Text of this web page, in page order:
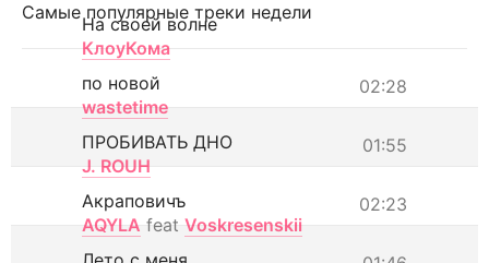
Самые популярные треки недели
На своей волне
КлоуКома
02:28
по новой
wastetime
01:55
ПРОБИВАТЬ ДНО
J. ROUH
02:23
Акраповичъ
AQYLA feat Voskresenskii